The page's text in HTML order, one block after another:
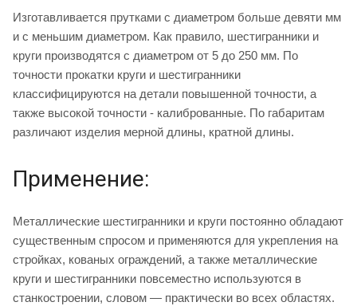
Изготавливается прутками с диаметром больше девяти мм
и с меньшим диаметром. Как правило, шестигранники и
круги производятся с диаметром от 5 до 250 мм. По
точности прокатки круги и шестигранники
классифицируются на детали повышенной точности, а
также высокой точности - калиброванные. По габаритам
различают изделия мерной длины, кратной длины.
Применение:
Металлические шестигранники и круги постоянно обладают
существенным спросом и применяются для укрепления на
стройках, кованых ограждений, а также металлические
круги и шестигранники повсеместно используются в
станкостроении, словом — практически во всех областях.